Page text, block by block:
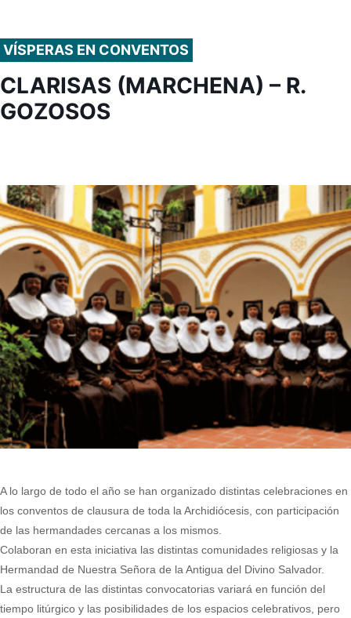
VÍSPERAS EN CONVENTOS
CLARISAS (MARCHENA) – R.
GOZOSOS
A lo largo de todo el año se han organizado distintas celebraciones en
los conventos de clausura de toda la Archidiócesis, con participación
de las hermandades cercanas a los mismos.
Colaboran en esta iniciativa las distintas comunidades religiosas y la
Hermandad de Nuestra Señora de la Antigua del Divino Salvador.
La estructura de las distintas convocatorias variará en función del
tiempo litúrgico y las posibilidades de los espacios celebrativos, pero